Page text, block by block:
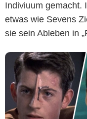
Indiviuum gemacht.
etwas wie Sevens
sie sein Ableben in